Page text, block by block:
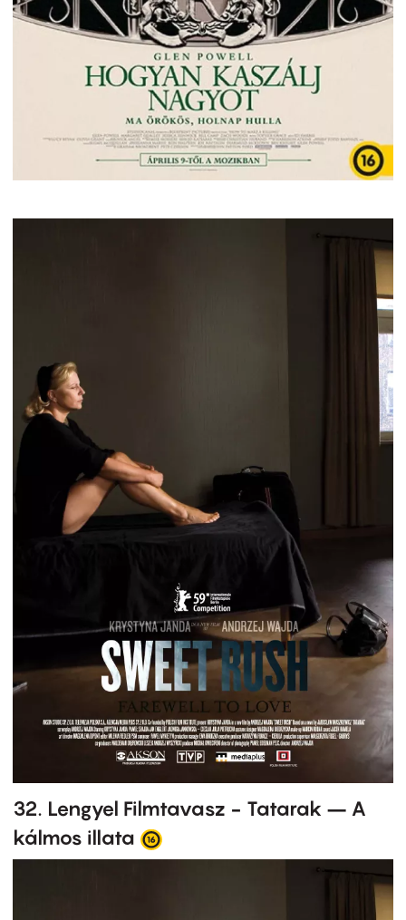
32. Lengyel Filmtavasz - Tatarak – A
kálmos illata